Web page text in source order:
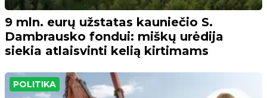
9 mln. eurų užstatas kauniečio S.
Dambrausko fondui: miškų urėdija
siekia atlaisvinti kelią kirtimams
POLITIKA